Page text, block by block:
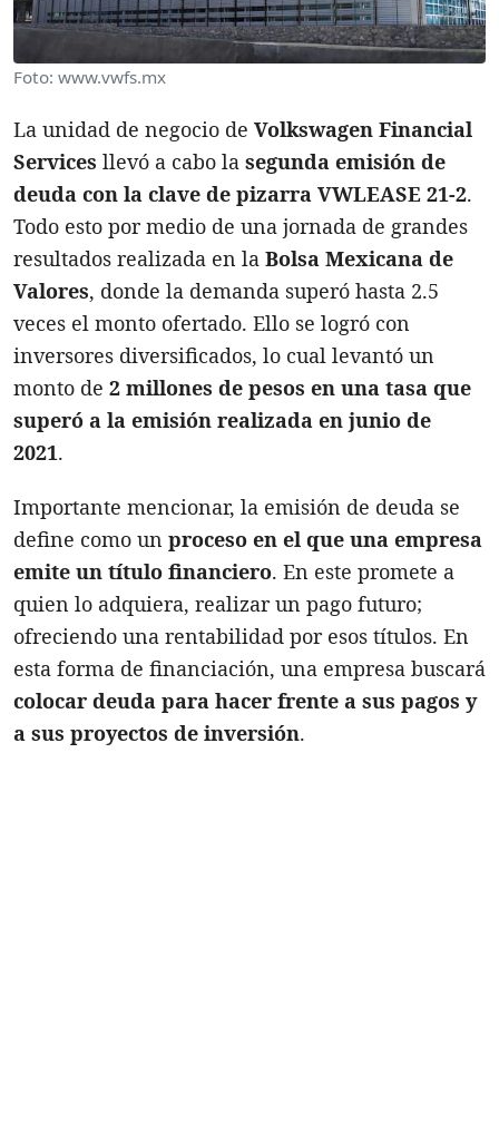
Foto: www.vwfs.mx
La unidad de negocio de Volkswagen Financial
Services llevó a cabo la segunda emisión de
deuda con la clave de pizarra VWLEASE 21-2.
Todo esto por medio de una jornada de grandes
resultados realizada en la Bolsa Mexicana de
Valores, donde la demanda superó hasta 2.5
veces el monto ofertado. Ello se logró con
inversores diversificados, lo cual levantó un
monto de 2 millones de pesos en una tasa que
superó a la emisión realizada en junio de
2021.
Importante mencionar, la emisión de deuda se
define como un proceso en el que una empresa
emite un título financiero. En este promete a
quien lo adquiera, realizar un pago futuro;
ofreciendo una rentabilidad por esos títulos. En
esta forma de financiación, una empresa buscará
colocar deuda para hacer frente a sus pagos y
a sus proyectos de inversión.